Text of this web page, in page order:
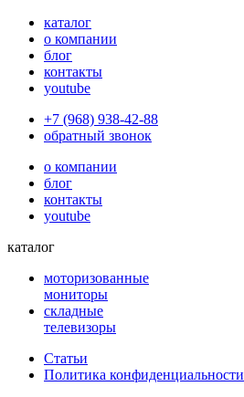
каталог
о компании
блог
контакты
youtube
+7 (968) 938-42-88
обратный звонок
о компании
блог
контакты
youtube
каталог
моторизованные
мониторы
складные
телевизоры
Статьи
Политика конфиденциальности